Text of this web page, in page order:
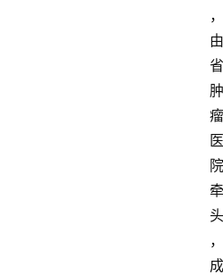
，
由
省
肿
瘤
医
院
牵
头
，
成